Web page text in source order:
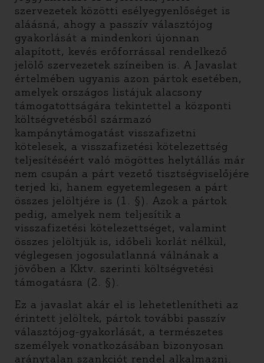
szervezetek közötti esélyegyenlőséget is
aláásná, ahogy a passzív választójog
gyakorlását a mindenkori újonnan
alapított, kevés erőforrással rendelkező
jelölő szervezetek színeiben is. A Javaslat
értelmében ugyanis azon pártok esetében,
amelyek országos listájuk alacsony
támogatottságára tekintettel a központi
költségvetésből származó
kampánytámogatást visszafizetni
kötelesek, a visszafizetési kötelezettség
teljesítéséért való mögöttes helytállás már
nem csupán a párt vezető tisztségviselőjére
terjed ki, hanem egyetemlegesen a párt
összes jelöltjére is (1. §). Azok a pártok
pedig, amelyek nem teljesítik a
visszafizetési kötelezettséget, valamint
összes jelöltjük is, időbeli korlát nélkül,
véglegesen jogosulatlanná válnának a
jövőben a Kktv. szerinti költségvetési
támogatásra (2. §).
Ez a javaslat akár el is lehetetlenítheti az
érintett jelöltek, pártok további passzív
választójog-gyakorlását, a természetes
személyek vonatkozásában bizonyosan
aránytalan szankciót rendel alkalmazni.